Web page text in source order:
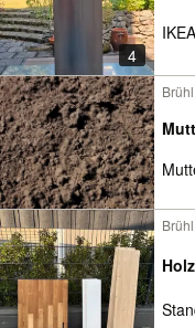
4
Brühl
Brühl